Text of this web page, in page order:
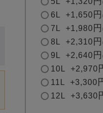
6L +1,650
7L +1,980
8L +2,310
9L +2,640
10L +2,970
11L +3,300
12L +3,630